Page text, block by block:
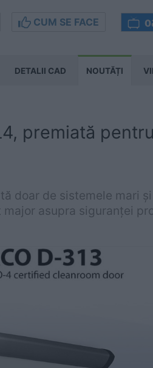
CUM SE FACE
DETALII CAD NOUTĂȚI
premiată
doar de sistemele mari
asupra siguranței